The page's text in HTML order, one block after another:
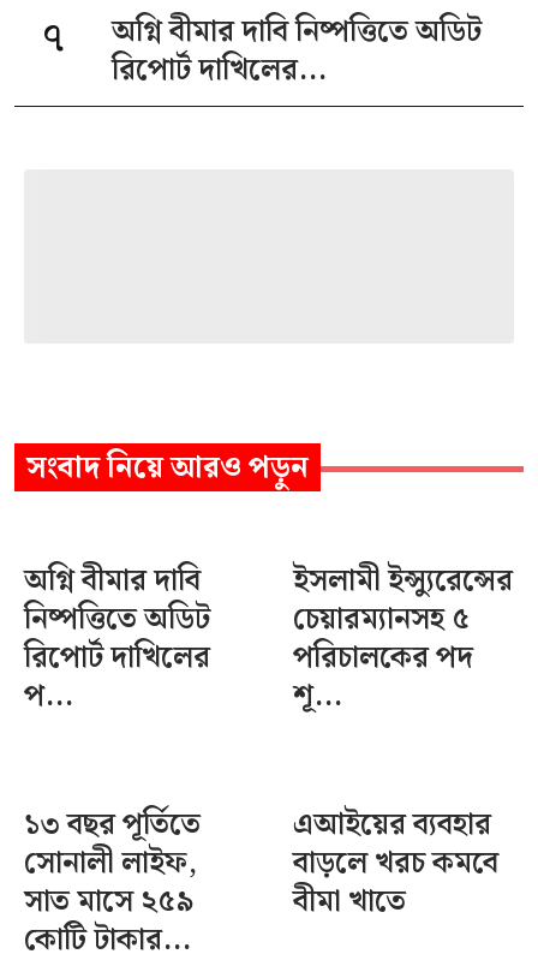
৭
অগ্নি বীমার দাবি নিষ্পত্তিতে অডিট
রিপোর্ট দাখিলের...
সংবাদনিয়ে আরও পড়ুন
অগ্নি বীমার দাবি
নিষ্পত্তিতে অডিট
রিপোর্ট দাখিলের
প...
ইসলামী ইন্স্যুরেন্সের
চেয়ারম্যানসহ ৫
পরিচালকের পদ
শূ...
১৩ বছর পূর্তিতে
সোনালী লাইফ,
সাত মাসে ২৫৯
কোটি টাকার...
এআইয়ের ব্যবহার
বাড়লে খরচ কমবে
বীমা খাতে